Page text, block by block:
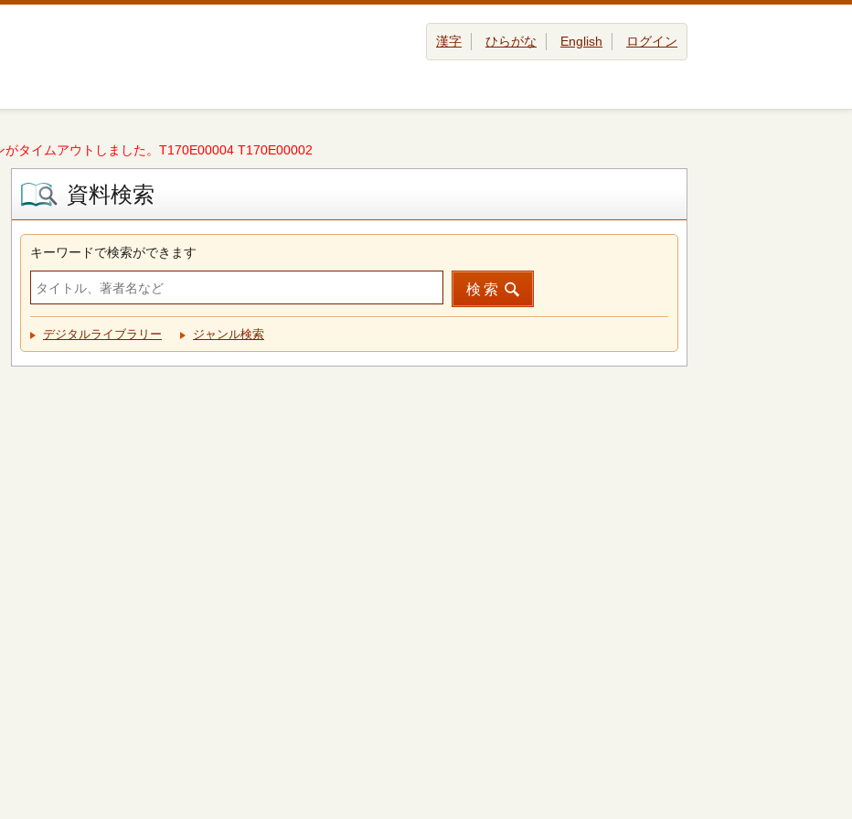
漢字 ひらがな English ログイン
タイムアウトしました。T170E00004 T170E00002
資料検索
キーワードで検索ができます
検索
デジタルライブラリー ジャンル検索